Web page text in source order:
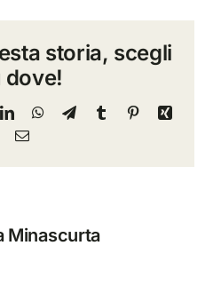
storia, scegli
dove!
LinkedInWhatsApp
TelegramTumblr PinterestXing
Email
Minascurta